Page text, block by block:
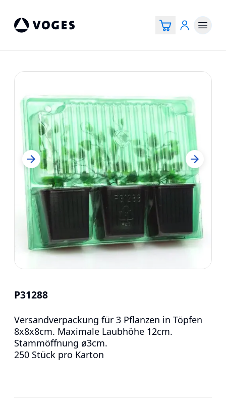
P31288
Versandverpackung für 3 Pflanzen in Töpfen
8x8x8cm. Maximale Laubhöhe 12cm.
Stammöffnung ø3cm.
250 Stück pro Karton